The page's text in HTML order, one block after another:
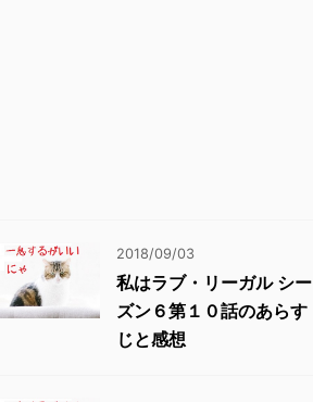
2018/09/03
私はラブ・リーガル シー
ズン６第１０話のあらす
じと感想